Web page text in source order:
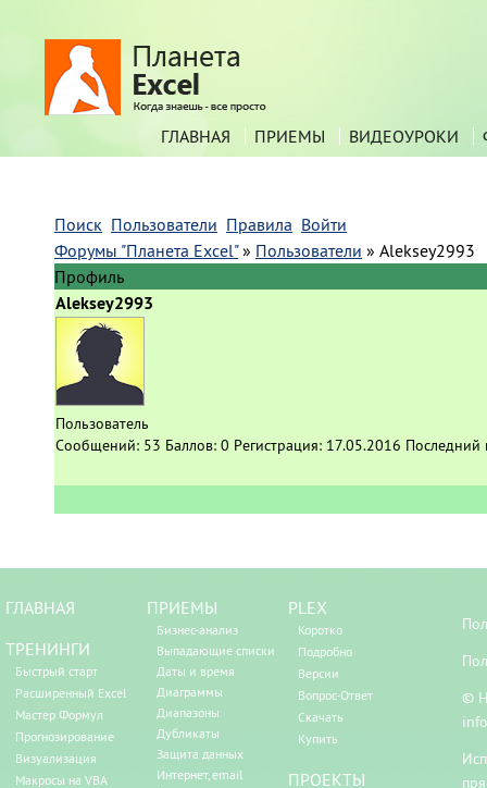
ГЛАВНАЯ ПРИЕМЫ ВИДЕОУРОКИ
Поиск Пользователи Правила Войти
Форумы "Планета Excel" » Пользователи » Aleksey2993
Профиль
Aleksey2993
Пользователь
Сообщений: 53 Баллов: 0 Регистрация: 17.05.2016 Последний
ГЛАВНАЯ
ТРЕНИНГИ
Быстрый старт
Расширенный Excel
Мастер Формул
Прогнозирование
Визуализация
Макросы на VBA
ПРИЕМЫ
Бизнес-анализ
Выпадающие списки
Даты и время
Диаграммы
Диапазоны
Дубликаты
Защита данных
Интернет, email
PLEX
Коротко
Подробно
Версии
Вопрос-Ответ
Скачать
Купить
ПРОЕКТЫ
©